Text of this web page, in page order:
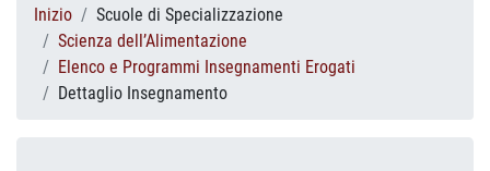
Inizio
Scuole di Specializzazione
Scienza dell’Alimentazione
Elenco e Programmi Insegnamenti Erogati
Dettaglio Insegnamento